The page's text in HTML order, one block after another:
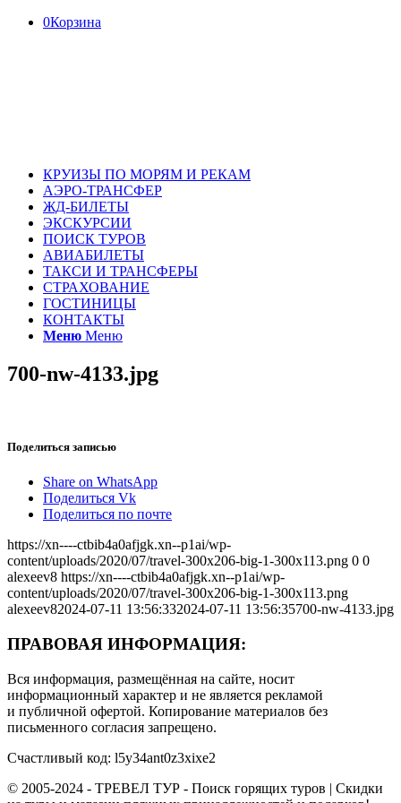
0Корзина
КРУИЗЫ ПО МОРЯМ И РЕКАМ
АЭРО-ТРАНСФЕР
ЖД-БИЛЕТЫ
ЭКСКУРСИИ
ПОИСК ТУРОВ
АВИАБИЛЕТЫ
ТАКСИ И ТРАНСФЕРЫ
СТРАХОВАНИЕ
ГОСТИНИЦЫ
КОНТАКТЫ
Меню Меню
700-nw-4133.jpg
Поделиться записью
Share on WhatsApp
Поделиться Vk
Поделиться по почте
https://xn----ctbib4a0afjgk.xn--p1ai/wp-
content/uploads/2020/07/travel-300x206-big-1-300x113.png 0 0
alexeev8 https://xn----ctbib4a0afjgk.xn--p1ai/wp-
content/uploads/2020/07/travel-300x206-big-1-300x113.png
alexeev82024-07-11 13:56:332024-07-11 13:56:35700-nw-4133.jpg
ПРАВОВАЯ ИНФОРМАЦИЯ:
Вся информация, размещённая на сайте, носит
информационный характер и не является рекламой
и публичной офертой. Копирование материалов без
письменного согласия запрещено.
Счастливый код: l5y34ant0z3xixe2
© 2005-2024 - ТРЕВЕЛ ТУР - Поиск горящих туров | Скидки